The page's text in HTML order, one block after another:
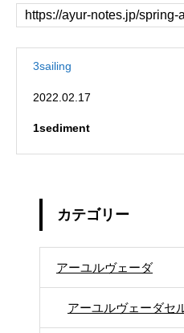
3sailing
2022.02.17
1sediment
カテゴリー
アーユルヴェーダ
アーユルヴェーダセ